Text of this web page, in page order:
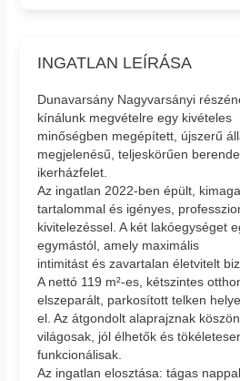
INGATLAN LEÍRÁSA
Dunavarsány Nagyvarsányi
kínálunk megvételre egy kivételes
minőségben megépített, újszerű
megjelenésű, teljeskörűen
ikerházfelet.
Az ingatlan 2022-ben épült,
tartalommal és igényes,
kivitelezéssel. A két lakóegységet
egymástól, amely maximális
intimitást és zavartalan életvitelt
A nettó 119 m²-es, kétszintes
elszeparált, parkosított telken
el. Az átgondolt alaprajznak
világosak, jól élhetők és
funkcionálisak.
Az ingatlan elosztása: tágas